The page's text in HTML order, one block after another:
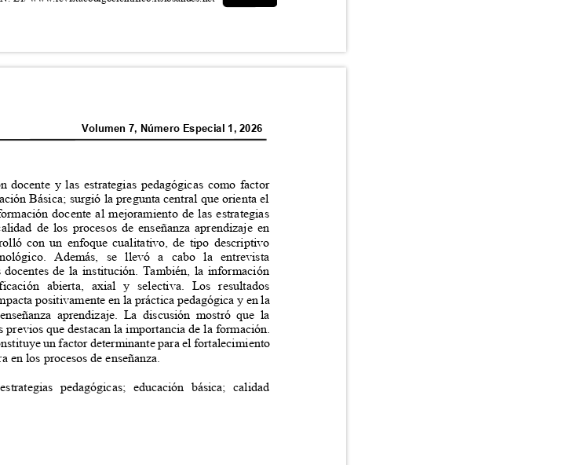
Volumen 7, Número Especial 1, 2026
docente y las estrategias pedagógicas como factor
Básica; surgió la pregunta central que orienta el
docente al mejoramiento de las estrategias
de los procesos de enseñanza aprendizaje en
con un enfoque cualitativo, de tipo descriptivo
Además, se llevó a cabo la entrevista
docentes de la institución. También, la información
abierta, axial y selectiva. Los resultados
positivamente en la práctica pedagógica y en la
aprendizaje. La discusión mostró que la
previos que destacan la importancia de la formación.
un factor determinante para el fortalecimiento
en los procesos de enseñanza.
pedagógicas; educación básica; calidad